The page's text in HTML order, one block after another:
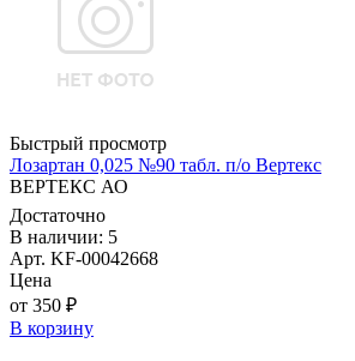
Быстрый просмотр
Лозартан 0,025 №90 табл. п/о Вертекс
ВЕРТЕКС АО
Достаточно
В наличии: 5
Арт. KF-00042668
Цена
от 350 ₽
В корзину